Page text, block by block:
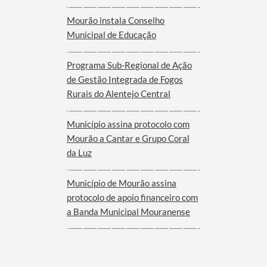
Mourão instala Conselho
Municipal de Educação
Programa Sub-Regional de Ação
de Gestão Integrada de Fogos
Rurais do Alentejo Central
Município assina protocolo com
Mourão a Cantar e Grupo Coral
da Luz
Município de Mourão assina
protocolo de apoio financeiro com
a Banda Municipal Mouranense